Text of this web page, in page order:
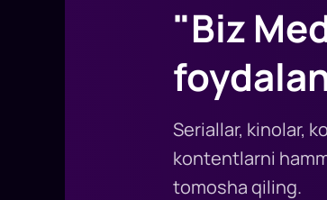
"Biz
Seriallar, kinolar,
kontentlarni
tomosha qiling.